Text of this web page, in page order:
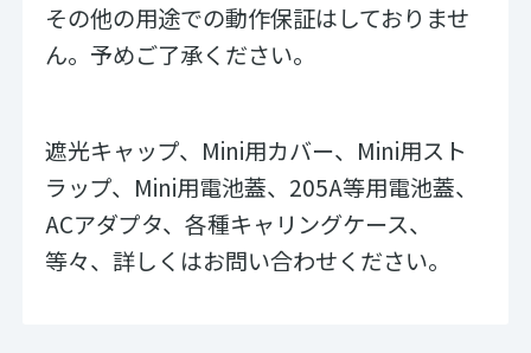
その他の用途での動作保証はしておりませ
ん。予めご了承ください。
遮光キャップ、Mini用カバー、Mini用スト
ラップ、Mini用電池蓋、205A等用電池蓋、
ACアダプタ、各種キャリングケース、
等々、詳しくはお問い合わせください。